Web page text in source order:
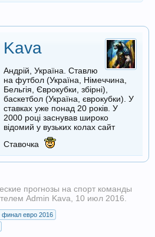
Kava
Андрій, Україна. Ставлю
на футбол (Україна, Німеччина,
Бельгія, Єврокубки, збірні),
баскетбол (Україна, єврокубки). У
ставках уже понад 20 років. У
2000 році заснував широко
відомий у вузьких колах сайт
Ставочка
прогнозы на спорт команды
Admin Kava, 10 июл 2016.
финал евро 2016